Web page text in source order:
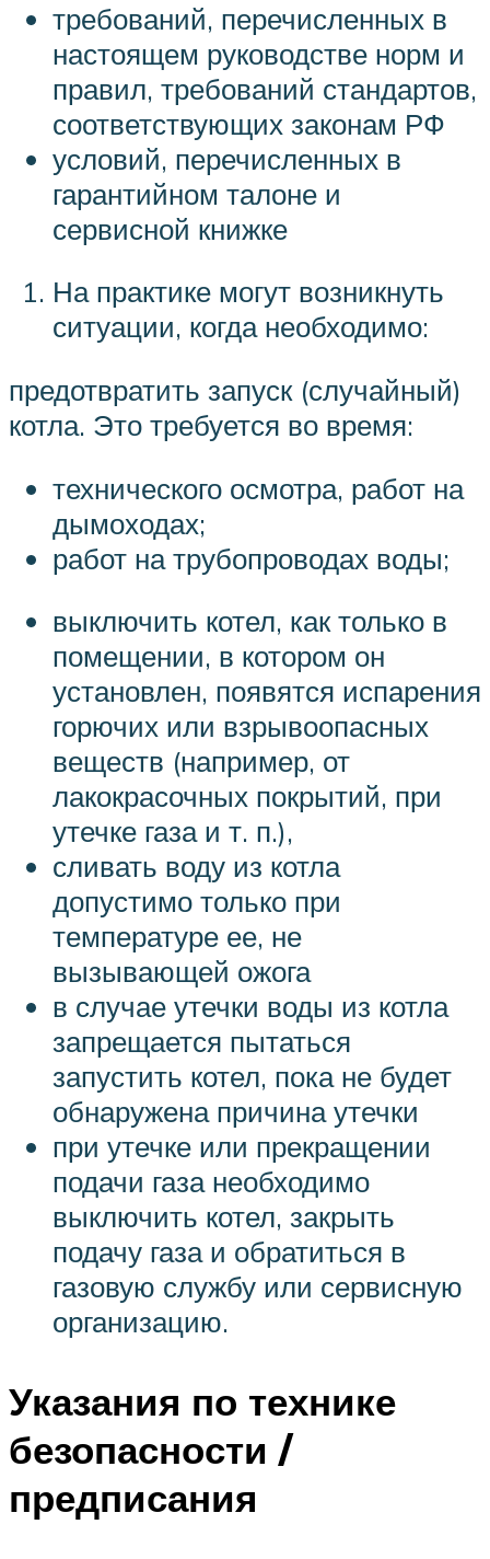
требований, перечисленных в
настоящем руководстве норм и
правил, требований стандартов,
соответствующих законам РФ
условий, перечисленных в
гарантийном талоне и
сервисной книжке
На практике могут возникнуть
ситуации, когда необходимо:
предотвратить запуск (случайный)
котла. Это требуется во время:
технического осмотра, работ на
дымоходах;
работ на трубопроводах воды;
выключить котел, как только в
помещении, в котором он
установлен, появятся испарения
горючих или взрывоопасных
веществ (например, от
лакокрасочных покрытий, при
утечке газа и т. п.),
сливать воду из котла
допустимо только при
температуре ее, не
вызывающей ожога
в случае утечки воды из котла
запрещается пытаться
запустить котел, пока не будет
обнаружена причина утечки
при утечке или прекращении
подачи газа необходимо
выключить котел, закрыть
подачу газа и обратиться в
газовую службу или сервисную
организацию.
Указания по технике
безопасности /
предписания